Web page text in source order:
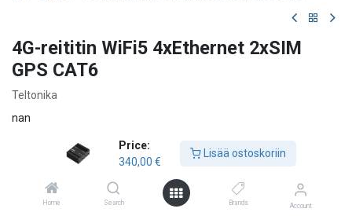
Price:
340,00 €
Lisää ostoskoriin
Home Search Brands Account
4G-reititin WiFi5 4xEthernet 2xSIM
GPS CAT6
Teltonika
nan
Teltonika tuoteluettelo
340,00